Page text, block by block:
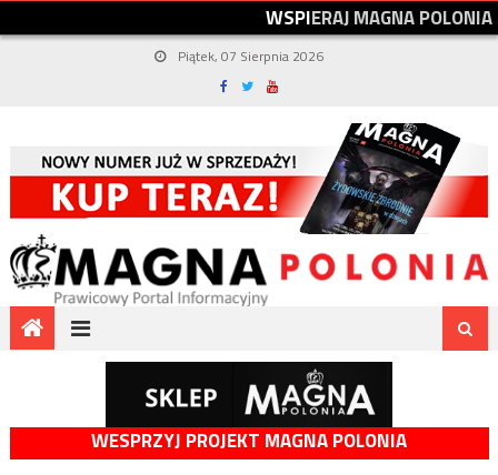
WSPIERAJMAGNAPOLONIA
Piątek, 07 Sierpnia 2026
WESPRZYJ PROJEKT MAGNA POLONIA